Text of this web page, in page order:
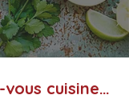
cuisiner